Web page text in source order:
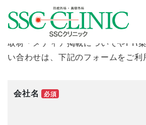
取材・メディア掲載のお問い合
取材・メディア掲載についてやPR
い合わせは、下記のフォームをご利
会社名 必須